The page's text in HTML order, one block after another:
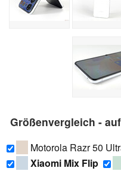
Größenvergleich -
Motorola Razr 50
Xiaomi Mix Flip